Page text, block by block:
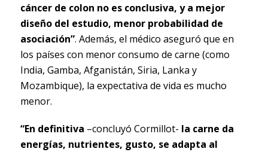
cáncer de colon no es conclusiva, y a mejor
diseño del estudio, menor probabilidad de
asociación”. Además, el médico aseguró que en
los países con menor consumo de carne (como
India, Gamba, Afganistán, Siria, Lanka y
Mozambique), la expectativa de vida es mucho
menor.
“En definitiva –concluyó Cormillot- la carne da
energías, nutrientes, gusto, se adapta al